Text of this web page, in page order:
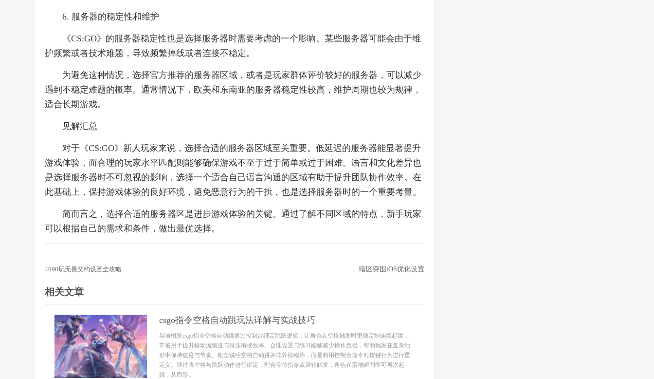
6. 服务器的稳定性和维护
《CS:GO》的服务器稳定性也是选择服务器时需要考虑的一个影响。某些服务器可能会由于维
护频繁或者技术难题，导致频繁掉线或者连接不稳定。
为避免这种情况，选择官方推荐的服务器区域，或者是玩家群体评价较好的服务器，可以减少
遇到不稳定难题的概率。通常情况下，欧美和东南亚的服务器稳定性较高，维护周期也较为规律，
适合长期游戏。
见解汇总
对于《CS:GO》新人玩家来说，选择合适的服务器区域至关重要。低延迟的服务器能显著提升
游戏体验，而合理的玩家水平匹配则能够确保游戏不至于过于简单或过于困难。语言和文化差异也
是选择服务器时不可忽视的影响，选择一个适合自己语言沟通的区域有助于提升团队协作效率。在
此基础上，保持游戏体验的良好环境，避免恶意行为的干扰，也是选择服务器时的一个重要考量。
简而言之，选择合适的服务器区是进步游戏体验的关键。通过了解不同区域的特点，新手玩家
可以根据自己的需求和条件，做出最优选择。
4090玩无畏契约设置全攻略 暗区突围iOS优化设置
相关文章
csgo指令空格自动跳玩法详解与实战技巧
导语概览csgo指令空格自动跳通过控制台绑定跳跃逻辑，让角色在空格触发时更稳定地连续起跳，
常被用于提升移动流畅度与身法衔接效率。合理设置与练习能够减少操作负担，帮助玩家在复杂地
形中保持速度与节奏。概念说明空格自动跳并非外部程序，而是利用控制台指令对按键行为进行重
定义。通过将空格与跳跃动作进行绑定，配合等待指令或滚轮触发，角色在落地瞬间即可再次起
跳，从而形...